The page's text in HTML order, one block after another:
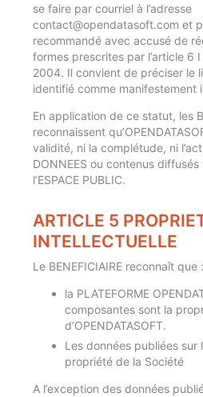
se faire par courriel à l’adresse
contact@opendatasoft.com et
recommandé avec accusé de
formes prescrites par l’article 6
2004. Il convient de préciser le
identifié comme manifestement
En application de ce statut, les
reconnaissent
validité, ni la complétude, ni
DONNEES ou contenus diffusés
l’ESPACE PUBLIC.
ARTICLE 5
INTELLECTUELLE
Le BENEFICIAIRE reconnaît que :
la PLATEFORME
composantes sont la
d’OPENDATASOFT.
Les données publiées sur
propriété de la Société
A l’exception des données